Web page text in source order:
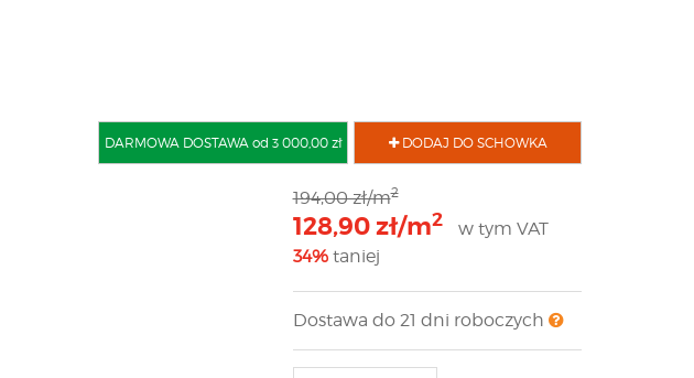
DODAJ DO SCHOWKA
DARMOWA DOSTAWA od 3 000,00 zł
194,00 zł/m2
128,90 zł/m2
w tym VAT
34%taniej
Dostawa do 21 dni roboczych